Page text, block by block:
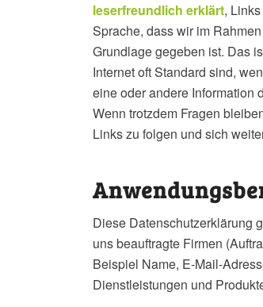
leserfreundlich erklärt,
Sprache, dass wir im
Grundlage gegeben ist. Das
Internet oft Standard sind,
eine oder andere Information
Wenn trotzdem Fragen
Links zu folgen und sich
Diese Datenschutzerklärung
uns beauftragte Firmen
Beispiel Name, E-Mail-
Dienstleistungen und